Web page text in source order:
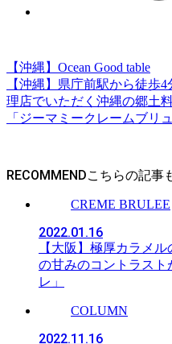
【沖縄】Ocean Good table
【沖縄】県庁前駅から徒歩
理店でいただく沖縄の郷土
「ジーマミークレームブリュ
RECOMMEND
CREME BRULEE
2022.01.16
【大阪】極厚カラメ
の甘みのコントラスト
レ」
COLUMN
2022.11.16